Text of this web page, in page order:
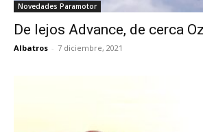
Novedades Paramotor
De lejos Advance, de cerca
Albatros - 7 diciembre, 2021